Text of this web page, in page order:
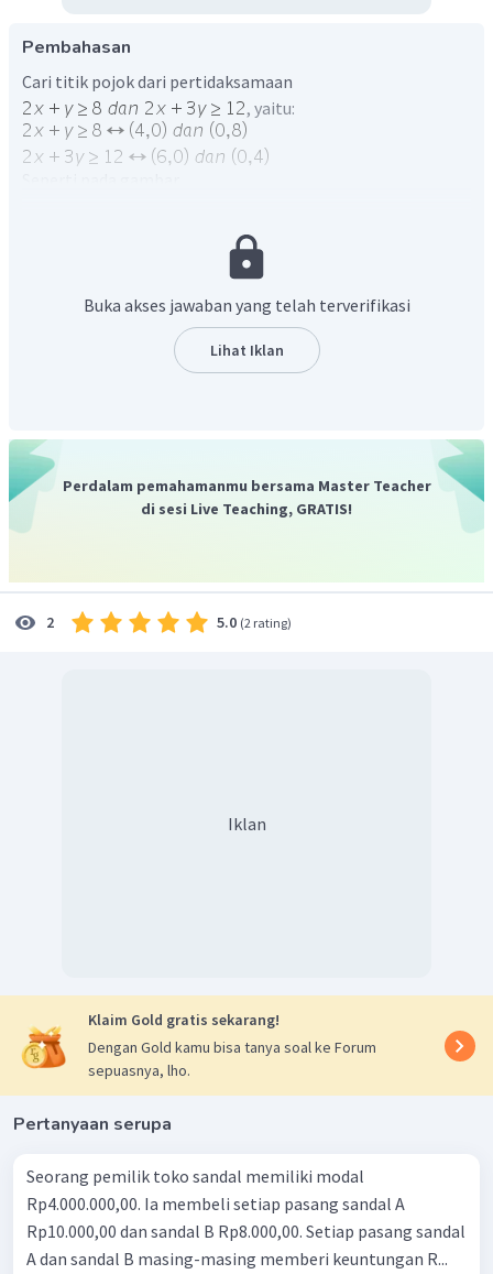
Pembahasan
Cari titik pojok dari pertidaksamaan
, yaitu:
Selanjutnya cari titik potong dari kedua pertidaksamaan
Substitusikan nilai y ke persamaan 2x + y = 8 , maka
diperoleh:
Nilai minimum dapat diperoleh dengan mensubstitusikan
titik-titik tersebut ke fungsi, yaitu
Buka akses jawaban yang telah terverifikasi
Lihat Iklan
Perdalam pemahamanmu bersama Master Teacher
di sesi Live Teaching, GRATIS!
2 5.0 (2 rating)
Iklan
Klaim Gold gratis sekarang!
Dengan Gold kamu bisa tanya soal ke Forum
sepuasnya, lho.
Pertanyaan serupa
Seorang pemilik toko sandal memiliki modal
Rp4.000.000,00. Ia membeli setiap pasang sandal A
Rp10.000,00 dan sandal B Rp8.000,00. Setiap pasang sandal
A dan sandal B masing-masing memberi keuntungan R...